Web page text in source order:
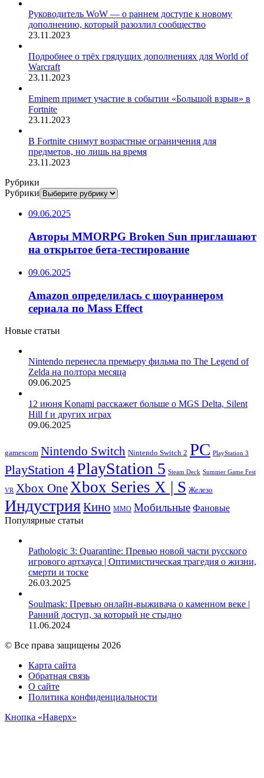
Руководитель WoW — о раннем доступе к новому
дополнению, который разозлил сообщество
23.11.2023
Подробнее о трёх грядущих дополнениях для World of
Warcraft
23.11.2023
Eminem примет участие в событии «Большой взрыв» в
Fortnite
23.11.2023
В Fortnite снимут возрастные ограничения для
предметов, но лишь на время
23.11.2023
Рубрики
Рубрики
09.06.2025
Авторы MMORPG Broken Sun приглашают
на открытое бета-тестирование
09.06.2025
Amazon определилась с шоураннером
сериала по Mass Effect
Новые статьи
Nintendo перенесла премьеру фильма по The Legend of
Zelda на полтора месяца
09.06.2025
12 июня Konami расскажет больше о MGS Delta, Silent
Hill f и других играх
09.06.2025
gamescom Nintendo Switch Nintendo Switch 2 PC PlayStation 3
PlayStation 4PlayStation 5 Steam Deck Summer Game Fest
VR Xbox OneXbox Series X | S Железо
ИндустрияКино ММО Мобильные Фановые
Популярные статьи
Pathologic 3: Quarantine: Превью новой части русского
игрового артхауса | Оптимистическая трагедия о жизни,
смерти и тоске
26.03.2025
Soulmask: Превью онлайн-выживача о каменном веке |
Ранний доступ, за который не стыдно
11.06.2024
© Все права защищены 2026
Карта сайта
Обратная связь
О сайте
Политика конфиденциальности
Кнопка «Наверх»